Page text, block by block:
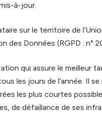
à-jour.
sur le territoire de
des Données (RGPD : n°
qui assure le meilleur
les jours de l’année. Il
les plus courtes
de défaillance de ses